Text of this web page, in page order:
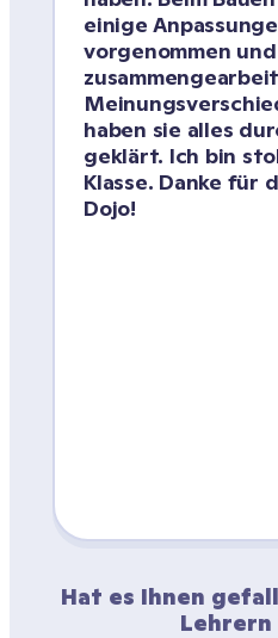
einige
vorgenommen
haben sie alles
geklärt. Ich bin
Klasse. Danke für
Dojo!
Hat es Ihnen